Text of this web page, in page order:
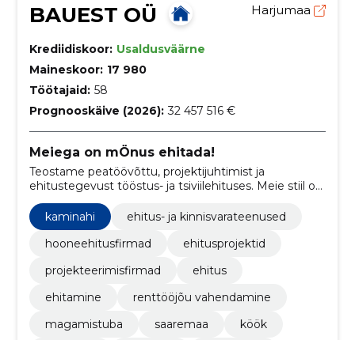
BAUEST OÜ Harjumaa
Krediidiskoor: Usaldusväärne
Maineskoor: 17 980
Töötajaid: 58
Prognooskäive (2026): 32 457 516 €
Meiega on mÖnus ehitada!
Teostame peatöövõttu, projektijuhtimist ja
ehitustegevust tööstus- ja tsiviilehituses. Meie stiil on
ehitada osavõtlikult nii, et kogu protsess oleks kõigile
MÖNUS!
kaminahi
ehitus- ja kinnisvarateenused
hooneehitusfirmad
ehitusprojektid
projekteerimisfirmad
ehitus
ehitamine
renttööjõu vahendamine
magamistuba
saaremaa
köök